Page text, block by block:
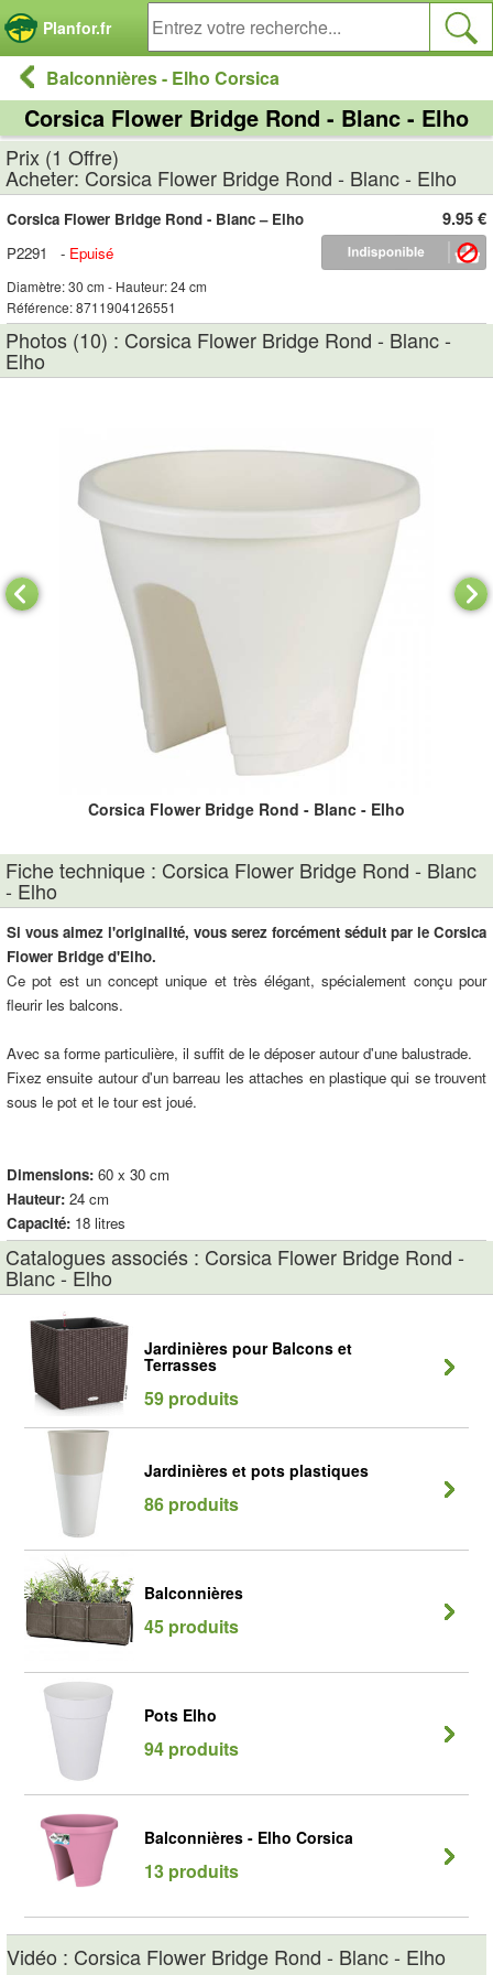
Planfor.fr
Balconnières - Elho Corsica
Corsica Flower Bridge Rond - Blanc - Elho
Prix (1 Offre)
Acheter: Corsica Flower Bridge Rond - Blanc - Elho
9.95 €
Corsica Flower Bridge Rond - Blanc – Elho
P2291
- Epuisé
Diamètre: 30 cm - Hauteur: 24 cm
Référence: 8711904126551
Photos (10) : Corsica Flower Bridge Rond - Blanc -
Elho
Corsica Flower Bridge Rond - Blanc - Elho
Fiche technique : Corsica Flower Bridge Rond - Blanc
- Elho
Si vous aimez l'originalité, vous serez forcément séduit par le Corsica
Flower Bridge d'Elho.
Ce pot est un concept unique et très élégant, spécialement conçu pour
fleurir les balcons.
Avec sa forme particulière, il suffit de le déposer autour d'une balustrade.
Fixez ensuite autour d'un barreau les attaches en plastique qui se trouvent
sous le pot et le tour est joué.
Dimensions: 60 x 30 cm
Hauteur: 24 cm
Capacité: 18 litres
Catalogues associés : Corsica Flower Bridge Rond -
Blanc - Elho
Jardinières pour Balcons et
Terrasses
59 produits
Jardinières et pots plastiques
86 produits
Balconnières
45 produits
Pots Elho
94 produits
Balconnières - Elho Corsica
13 produits
Vidéo : Corsica Flower Bridge Rond - Blanc - Elho
Panneau de gestion des cookies